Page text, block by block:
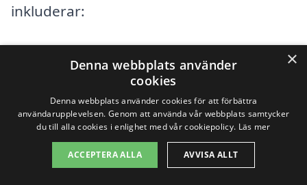
inkluderar:
Borlänge
Falun
×
Denna webbplats använder
cookies
Denna webbplats använder cookies för att förbättra
användarupplevelsen. Genom att använda vår webbplats samtycker
du till alla cookies i enlighet med vår cookiepolicy. Läs mer
ACCEPTERA ALLA AVVISA ALLT